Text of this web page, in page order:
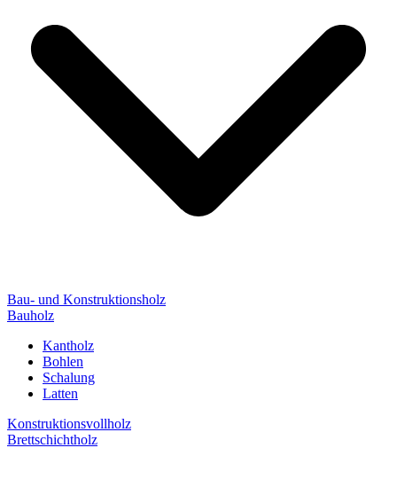
Bau- und Konstruktionsholz
Bauholz
Kantholz
Bohlen
Schalung
Latten
Konstruktionsvollholz
Brettschichtholz